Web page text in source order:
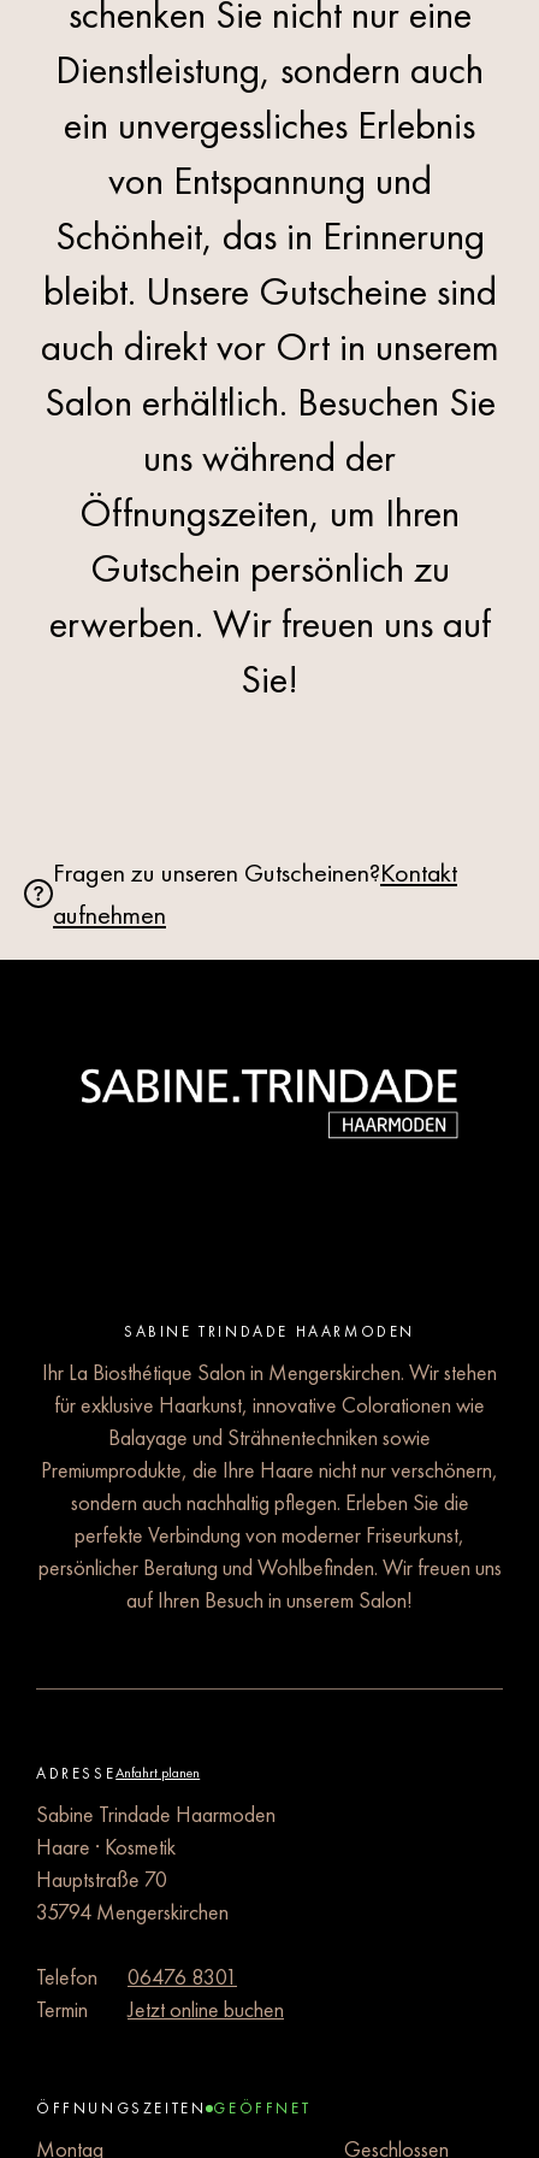
schenken Sie nicht nur eine
Dienstleistung, sondern auch
ein unvergessliches Erlebnis
von Entspannung und
Schönheit, das in Erinnerung
bleibt.​ Unsere Gutscheine sind
auch direkt vor Ort in unserem
Salon erhältlich. Besuchen Sie
uns während der
Öffnungszeiten, um Ihren
Gutschein persönlich zu
erwerben.​ Wir freuen uns auf
Sie!
Fragen zu unseren Gutscheinen?Kontakt
aufnehmen
SABINE TRINDADE HAARMODEN
Ihr La Biosthétique Salon in Mengerskirchen. Wir stehen
für exklusive Haarkunst, innovative Colorationen wie
Balayage und Strähnentechniken sowie
Premiumprodukte, die Ihre Haare nicht nur verschönern,
sondern auch nachhaltig pflegen. Erleben Sie die
perfekte Verbindung von moderner Friseurkunst,
persönlicher Beratung und Wohlbefinden. Wir freuen uns
auf Ihren Besuch in unserem Salon!
ADRESSEAnfahrt planen
Sabine Trindade Haarmoden
Haare · Kosmetik
Hauptstraße 70
35794 Mengerskirchen
Telefon
06476 8301
Termin
Jetzt online buchen
ÖFFNUNGSZEITEN GEÖFFNET
Montag Geschlossen